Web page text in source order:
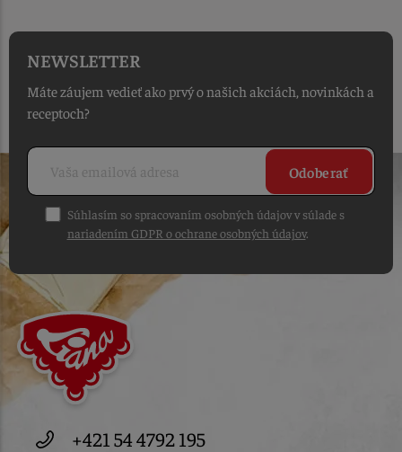
NEWSLETTER
Máte záujem vedieť ako prvý o našich akciách, novinkách a
receptoch?
Odoberať
Súhlasím so spracovaním osobných údajov v súlade s
nariadením GDPR o ochrane osobných údajov.
+421 54 4792 195